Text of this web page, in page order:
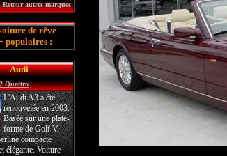
Retour autres marques
de rêve
populaires :
Audi
Quattro
L'Audi A3 a été
renouvelée en 2003.
Basée sur une plate-
forme de Golf V,
compacte
élégante. Voiture